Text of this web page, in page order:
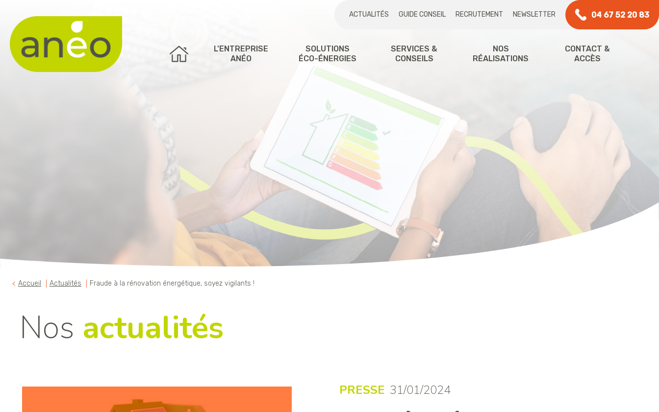
ACTUALITÉS GUIDE CONSEIL RECRUTEMENT NEWSLETTER 04 67 52 20 83
L'ENTREPRISE
ANÉO
SOLUTIONS
ÉCO-ÉNERGIES
SERVICES &
CONSEILS
NOS
RÉALISATIONS
CONTACT &
ACCÈS
Accueil Actualités Fraude à la rénovation énergétique, soyez vigilants !
Nos actualités
PRESSE 31/01/2024